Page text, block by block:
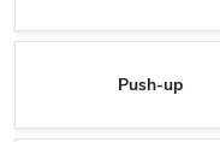
Push-up